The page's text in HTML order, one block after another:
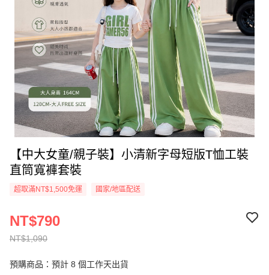
【中大女童/親子裝】小清新字母短版T恤工裝
直筒寬褲套裝
超取滿NT$1,500免運 國家/地區配送
NT$1,090
NT$790
預購商品：預計 8 個工作天出貨